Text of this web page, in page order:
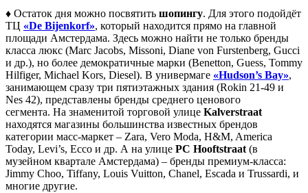
♦ Остаток дня можно посвятить шопингу. Для этого подойдёт
ТЦ «De Bijenkorf», который находится прямо на главной
площади Амстердама. Здесь можно найти не только бренды
класса люкс (Marc Jacobs, Missoni, Diane von Furstenberg, Gucci
и др.), но более демократичные марки (Benetton, Guess, Tommy
Hilfiger, Michael Kors, Diesel). В универмаге «Hudson’s Bay»,
занимающем сразу три пятиэтажных здания (Rokin 21-49 и
Nes 42), представлены бренды среднего ценового
сегмента. На знаменитой торговой улице Kalverstraat
находятся магазины большинства известных брендов
категории масс-маркет – Zara, Vero Moda, H&M, America
Today, Levi’s, Ecco и др. А на улице PC Hooftstraat (в
музейном квартале Амстердама) – бренды премиум-класса:
Jimmy Choo, Tiffany, Louis Vuitton, Chanel, Escada и Trussardi, и
многие другие.